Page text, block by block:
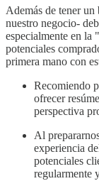
Además de tener
nuestro negocio-
especialmente en
potenciales
primera mano con
Recomiendo
ofrecer
perspectiva
Al
experiencia
potenciales
regularmente